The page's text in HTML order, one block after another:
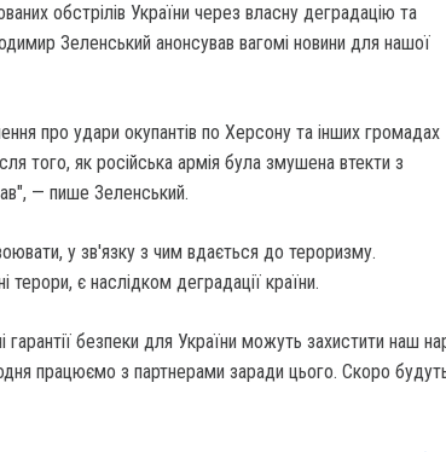
обстрілів України через власну деградацію та
Зеленський анонсував вагомі новини для нашої
про удари окупантів по Херсону та інших громадах
того, як російська армія була змушена втекти з
— пише Зеленський.
у зв'язку з чим вдається до тероризму.
терори, є наслідком деградації країни.
гарантії безпеки для України можуть захистити наш
працюємо з партнерами заради цього. Скоро